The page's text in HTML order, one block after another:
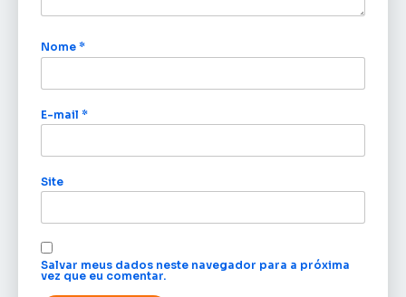
Nome *
E-mail *
Site
Salvar meus dados neste navegador para a próxima
vez que eu comentar.